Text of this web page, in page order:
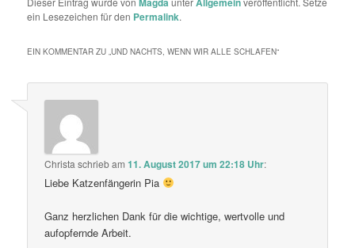
ein Lesezeichen für den Permalink.
EIN KOMMENTAR ZU „UND NACHTS, WENN WIR ALLE SCHLAFEN“
Christa schriebam11. August 2017 um 22:18 Uhr:
Liebe Katzenfängerin Pia
Ganz herzlichen Dank für die wichtige, wertvolle und
aufopfernde Arbeit.